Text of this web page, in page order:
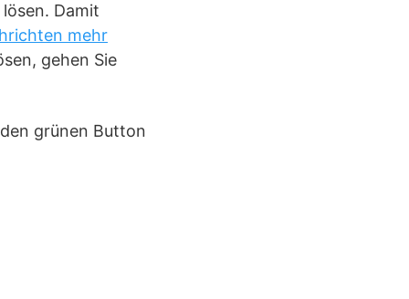
Damit
mehr
gehen Sie
grünen Button